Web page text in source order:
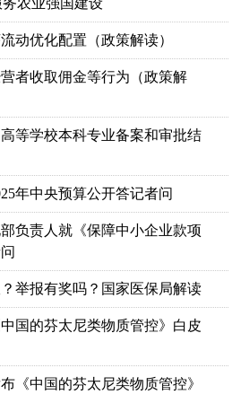
农业强国建设
动优化配置（政策解读）
者收取佣金等行为（政策解
等学校本科专业备案和审批结
年中央预算公开答记者问
负责人就《保障中小企业款项
举报有奖吗？国家医保局解读
国的芬太尼类物质管控》白皮
《中国的芬太尼类物质管控》